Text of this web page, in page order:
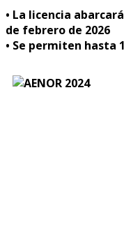
• La licencia
de febrero de 2026
• Se permiten hasta